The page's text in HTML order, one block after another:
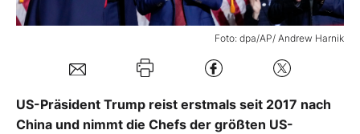
Folgen Sie uns
Foto: dpa/AP/ Andrew Harnik
US-Präsident Trump reist erstmals seit 2017 nach
China und nimmt die Chefs der größten US-